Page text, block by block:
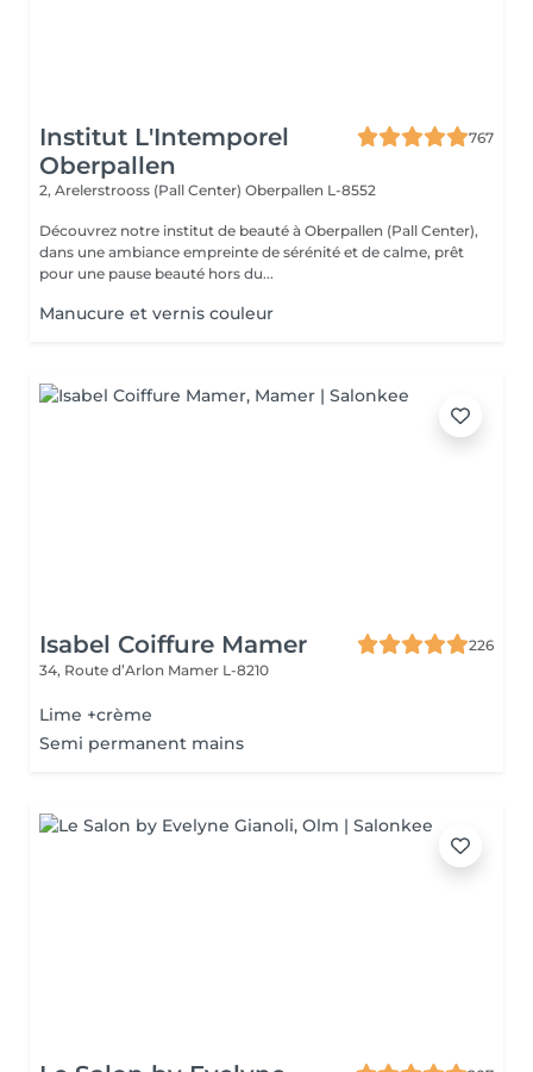
Institut L'Intemporel
Oberpallen
767
2, Arelerstrooss (Pall Center) Oberpallen L-8552
Découvrez notre institut de beauté à Oberpallen (Pall Center),
dans une ambiance empreinte de sérénité et de calme, prêt
pour une pause beauté hors du...
Manucure et vernis couleur
Isabel Coiffure Mamer
226
34, Route d’Arlon Mamer L-8210
Lime +crème
Semi permanent mains